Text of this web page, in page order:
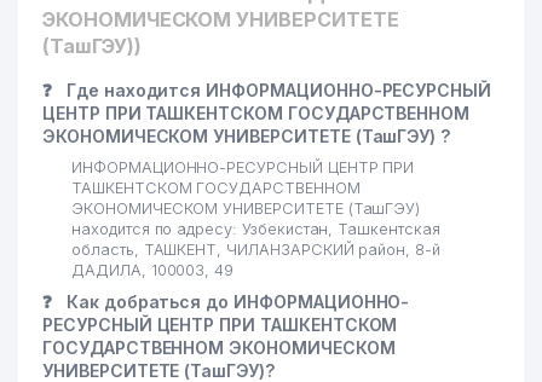
ЭКОНОМИЧЕСКОМ УНИВЕРСИТЕТЕ
(ТашГЭУ))
❓
Где находится ИНФОРМАЦИОННО-РЕСУРСНЫЙ
ЦЕНТР ПРИ ТАШКЕНТСКОМ ГОСУДАРСТВЕННОМ
ЭКОНОМИЧЕСКОМ УНИВЕРСИТЕТЕ (ТашГЭУ) ?
ИНФОРМАЦИОННО-РЕСУРСНЫЙ ЦЕНТР ПРИ
ТАШКЕНТСКОМ ГОСУДАРСТВЕННОМ
ЭКОНОМИЧЕСКОМ УНИВЕРСИТЕТЕ (ТашГЭУ)
находится по адресу: Узбекистан, Ташкентская
область, ТАШКЕНТ, ЧИЛАНЗАРСКИЙ район, 8-й
ДАДИЛА, 100003, 49
❓
Как добраться до ИНФОРМАЦИОННО-
РЕСУРСНЫЙ ЦЕНТР ПРИ ТАШКЕНТСКОМ
ГОСУДАРСТВЕННОМ ЭКОНОМИЧЕСКОМ
УНИВЕРСИТЕТЕ (ТашГЭУ)?